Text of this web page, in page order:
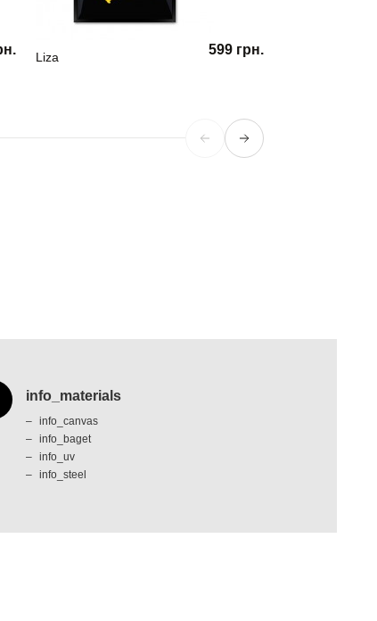
Liza 599 грн.
info_materials
info_canvas
info_baget
info_uv
info_steel